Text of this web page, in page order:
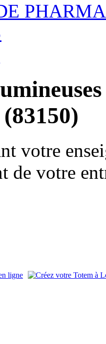
votre
de votre